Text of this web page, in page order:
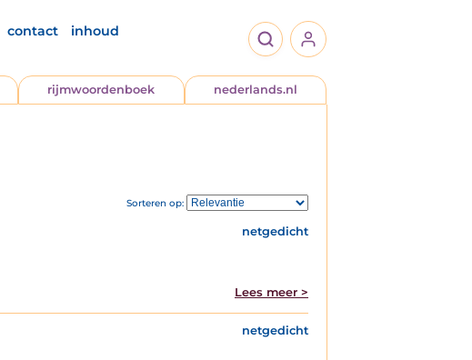
contact inhoud
rijmwoordenboek nederlands.nl
Sorteren op:
netgedicht
Lees meer >
netgedicht